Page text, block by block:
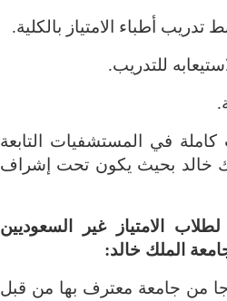
.
للتدريب.
.
كاملة في المستشفيات التابعة
خالد بحيث يكون تحت إشراف
الامتياز غير السعوديين
الملك خالد:
من جامعة معترف بها من قبل